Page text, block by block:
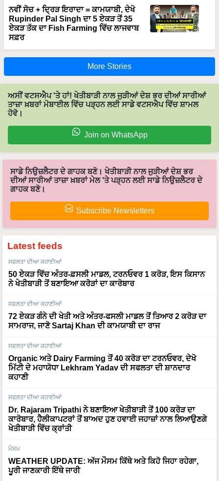
ਨਵੀਂ ਸੋਚ + ਦ੍ਰਿੜ ਇਰਾਦਾ = ਕਾਮਯਾਬੀ, ਦੇਖੋ
Rupinder Pal Singh ਦਾ 5 ਏਕੜ ਤੋਂ 35
ਏਕੜ ਤੱਕ ਦਾ Fish Farming ਵਿੱਚ ਲਾਜਵਾਬ
ਸਫ਼ਰ
More Stories
ਅਸੀਂ ਵਟਸਐਪ 'ਤੇ ਹਾਂ! ਖੇਤੀਬਾੜੀ ਨਾਲ ਜੁੜੀਆਂ ਦੇਸ਼ ਭਰ ਦੀਆਂ ਸਾਰੀਆਂ
ਤਾਜ਼ਾ ਖ਼ਬਰਾਂ ਮੋਬਾਈਲ ਵਿੱਚ ਪੜ੍ਹਨ ਲਈ ਸਾਡੇ ਵਟਸਐਪ ਵਿੱਚ ਸ਼ਾਮਲ
ਹੋਵੋ।
Join on WhatsApp
ਸਾਡੇ ਨਿਉਜ਼ਲੈਟਰ ਦੇ ਗਾਹਕ ਬਣੋ। ਖੇਤੀਬਾੜੀ ਨਾਲ ਜੁੜੀਆਂ ਦੇਸ਼ ਭਰ
ਦੀਆਂ ਸਾਰੀਆਂ ਤਾਜ਼ਾ ਖ਼ਬਰਾਂ ਮੇਲ 'ਤੇ ਪੜ੍ਹਨ ਲਈ ਸਾਡੇ ਨਿਉਜ਼ਲੈਟਰ ਦੇ
ਗਾਹਕ ਬਣੋ।
Subscribe Newsletters
Latest feeds
ਸਫਲਤਾ ਦੀਆ ਕਹਾਣੀਆਂ
50 ਏਕੜ ਵਿੱਚ ਅੰਤਰ-ਫ਼ਸਲੀ ਮਾਡਲ, ਟਰਨਓਵਰ 1 ਕਰੋੜ, ਇਸ ਕਿਸਾਨ
ਨੇ ਖੇਤੀਬਾੜੀ ਤੋਂ ਬਣਾਇਆ ਕਰੋੜਾਂ ਦਾ ਕਾਰੋਬਾਰ
ਸਫਲਤਾ ਦੀਆ ਕਹਾਣੀਆਂ
72 ਏਕੜ ਗੰਨੇ ਦੀ ਖੇਤੀ ਅਤੇ ਅੰਤਰ-ਫਸਲੀ ਮਾਡਲ ਤੋਂ ਤਿਆਰ 2 ਕਰੋੜ ਦਾ
ਸਾਮਰਾਜ, ਜਾਣੋ Sartaj Khan ਦੀ ਕਾਮਯਾਬੀ ਦਾ ਰਾਜ
ਸਫਲਤਾ ਦੀਆ ਕਹਾਣੀਆਂ
Organic ਅਤੇ Dairy Farming ਤੋਂ 40 ਕਰੋੜ ਦਾ ਟਰਨਓਵਰ, ਦੇਖੋ
ਮਿੱਟੀ ਦੇ ਮਹਾਯੋਧਾ Lekhram Yadav ਦੀ ਸਫਲਤਾ ਦੀ ਸ਼ਾਨਦਾਰ
ਕਹਾਣੀ
ਸਫਲਤਾ ਦੀਆ ਕਹਾਣੀਆਂ
Dr. Rajaram Tripathi ਨੇ ਬਣਾਇਆ ਖੇਤੀਬਾੜੀ ਤੋਂ 100 ਕਰੋੜ ਦਾ
ਕਾਰੋਬਾਰ, ਹੈਲੀਕਾਪਟਰਾਂ ਤੋਂ ਬਾਅਦ ਹੁਣ ਹਵਾਈ ਜਹਾਜ਼ਾਂ ਨਾਲ ਲਿਆਉਣਗੇ
ਖੇਤੀਬਾੜੀ ਵਿੱਚ ਕ੍ਰਾਂਤੀ
ਮੌਸਮ
WEATHER UPDATE: ਅੱਜ ਮੌਸਮ ਕਿੱਥੇ ਅਤੇ ਕਿਹੋ ਜਿਹਾ ਰਹੇਗਾ,
ਪੂਰੀ ਜਾਣਕਾਰੀ ਇੱਥੇ ਜਾਰੀ